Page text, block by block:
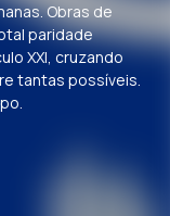
Obras de
paridade
XXI, cruzando
tantas possíveis.